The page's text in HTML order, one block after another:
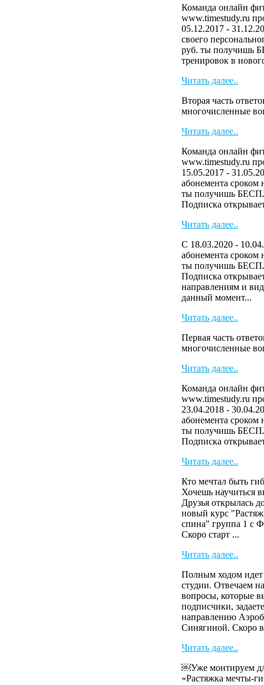
Команда онлайн
www.timestudy.ru
05.12.2017 -
своего
руб. ты получишь
тренировок в
Читать далее..
Вторая часть
многочисленные
Читать далее..
Команда онлайн
www.timestudy.ru
15.05.2017 -
абонемента сроком
ты получишь
Подписка
Читать далее..
С 18.03.2020 -
абонемента сроком
ты получишь
Подписка
направлениям и
данный момент...
Читать далее..
Первая часть
многочисленные
Читать далее..
Команда онлайн
www.timestudy.ru
23.04.2018 -
абонемента сроком
ты получишь
Подписка
Читать далее..
Кто мечтал быть
Хочешь научиться
Друзья открылась
новый курс
спина" группа 1 с
Скоро старт ...
Читать далее..
Полным ходом идет
студии. Отвечаем
вопросы, которые
подписчики,
направлению
Синягиной. Скоро
Читать далее..
￼Уже монтируем
«Растяжка мечты-